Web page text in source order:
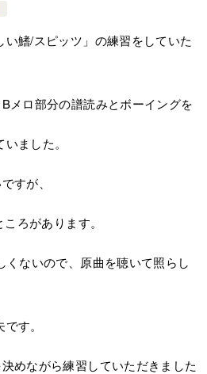
鰭/スピッツ」の練習をしていた
メロ部分の譜読みとボーイングを
ました。
すが、
ろがあります。
くないので、原曲を聴いて照らし
す。
めながら練習していただきました